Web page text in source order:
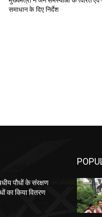
समाधान के दिए निर्देश
पौधों के संरक्षण
का किया वितरण